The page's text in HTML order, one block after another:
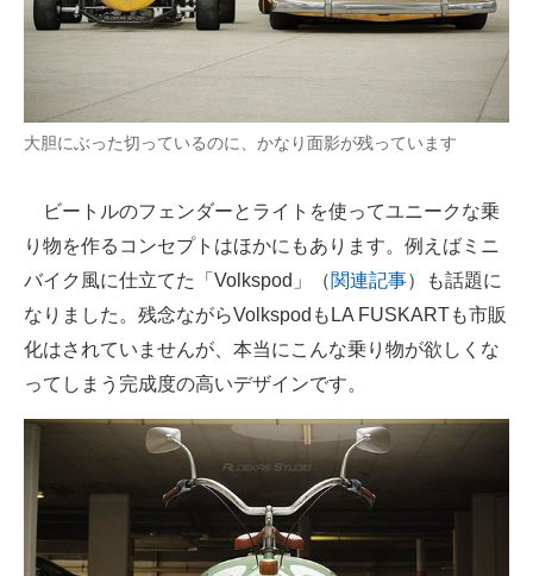
大胆にぶった切っているのに、かなり面影が残っています
ビートルのフェンダーとライトを使ってユニークな乗
り物を作るコンセプトはほかにもあります。例えばミニ
バイク風に仕立てた「Volkspod」（関連記事）も話題に
なりました。残念ながらVolkspodもLA FUSKARTも市販
化はされていませんが、本当にこんな乗り物が欲しくな
ってしまう完成度の高いデザインです。